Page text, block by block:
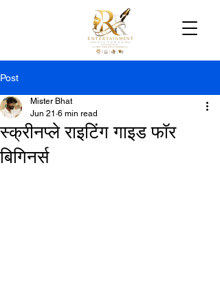
Post
स्क्रीनप्ले राइटिंग गाइड फॉर
बिगिनर्स
Mister Bhat
Jun 21 6 min read